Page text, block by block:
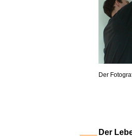
Der
Der